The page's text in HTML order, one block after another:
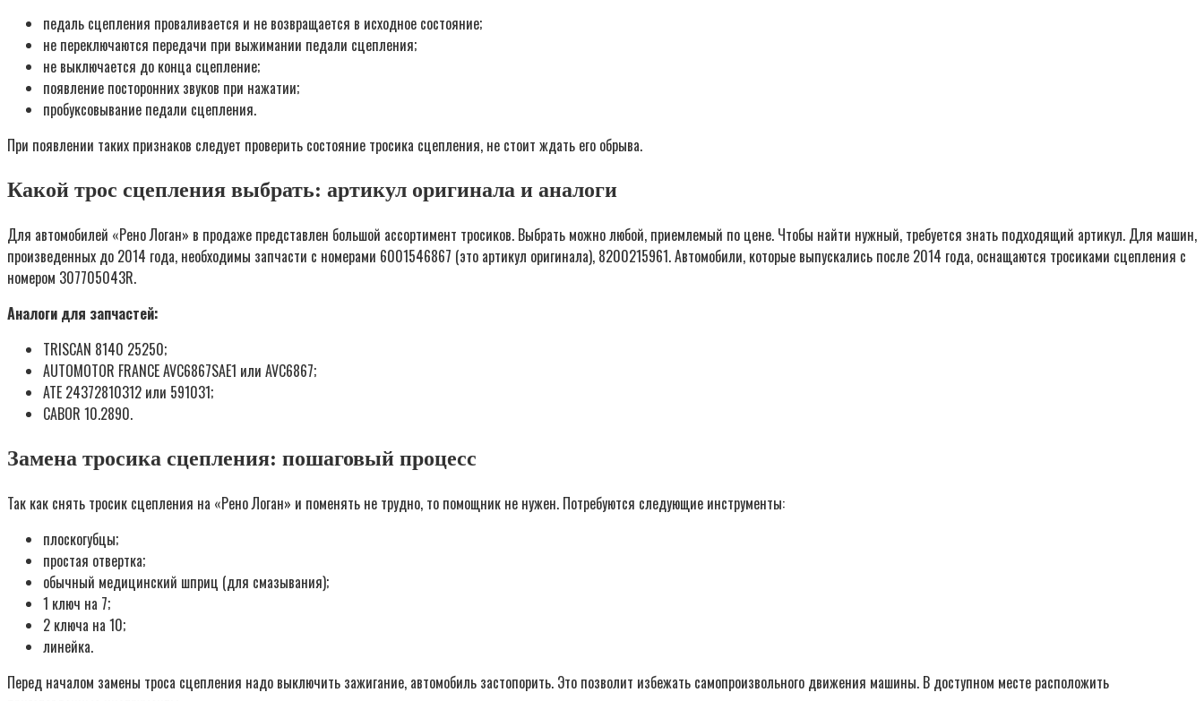
педаль сцепления проваливается и не возвращается в исходное состояние;
не переключаются передачи при выжимании педали сцепления;
не выключается до конца сцепление;
появление посторонних звуков при нажатии;
пробуксовывание педали сцепления.
При появлении таких признаков следует проверить состояние тросика сцепления, не стоит ждать его обрыва.
Какой трос сцепления выбрать: артикул оригинала и аналоги
Для автомобилей «Рено Логан» в продаже представлен большой ассортимент тросиков. Выбрать можно любой, приемлемый по цене. Чтобы найти нужный, требуется знать подходящий артикул. Для машин,
произведенных до 2014 года, необходимы запчасти с номерами 6001546867 (это артикул оригинала), 8200215961. Автомобили, которые выпускались после 2014 года, оснащаются тросиками сцепления с
номером 307705043R.
Аналоги для запчастей:
TRISCAN 8140 25250;
AUTOMOTOR FRANCE AVC6867SAE1 или AVC6867;
ATE 24372810312 или 591031;
CABOR 10.2890.
Замена тросика сцепления: пошаговый процесс
Так как снять тросик сцепления на «Рено Логан» и поменять не трудно, то помощник не нужен. Потребуются следующие инструменты:
плоскогубцы;
простая отвертка;
обычный медицинский шприц (для смазывания);
1 ключ на 7;
2 ключа на 10;
линейка.
Перед началом замены троса сцепления надо выключить зажигание, автомобиль застопорить. Это позволит избежать самопроизвольного движения машины. В доступном месте расположить